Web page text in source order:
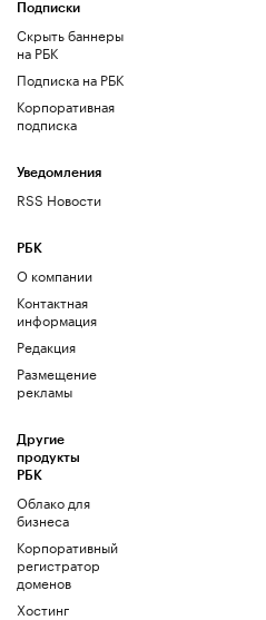
Подписки
Скрыть баннеры
на РБК
Подписка на РБК
Корпоративная
подписка
Уведомления
RSS Новости
РБК
О компании
Контактная
информация
Редакция
Размещение
рекламы
Другие
продукты
РБК
Облако для
бизнеса
Корпоративный
регистратор
доменов
Хостинг